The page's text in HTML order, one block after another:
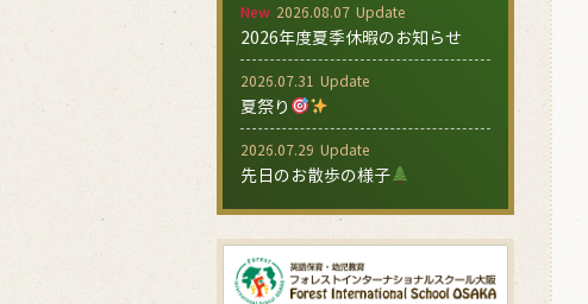
New 2026.08.07
2026年度夏季休暇のお知らせ
2026.07.31
夏祭り
2026.07.29
先日のお散歩の様子